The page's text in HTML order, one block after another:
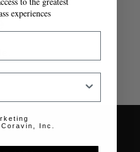
experiences
Inc.